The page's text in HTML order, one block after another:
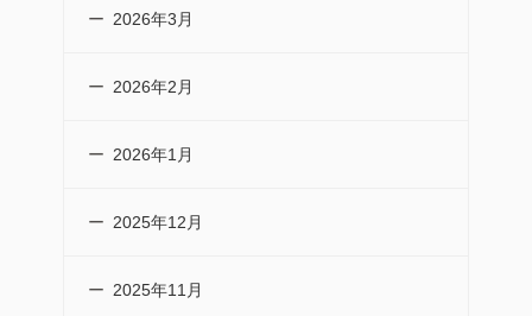
2026年3月
2026年2月
2026年1月
2025年12月
2025年11月